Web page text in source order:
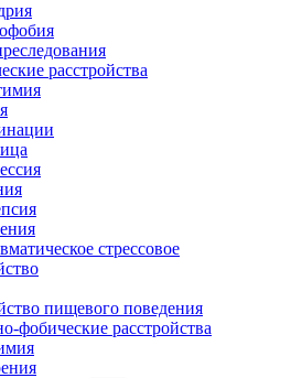
расстройства
стрессовое
пищевого поведения
фобические расстройства